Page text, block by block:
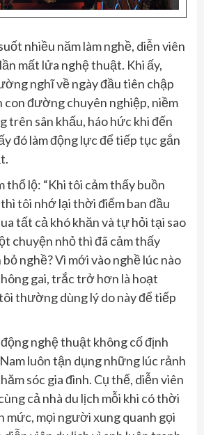
nhiều năm làm nghề, diễn viên
mất lửa nghệ thuật. Khi ấy,
nghĩ về ngày đầu tiên chập
đường chuyên nghiệp, niềm
trên sân khấu, háo hức khi đến
đó làm động lực để tiếp tục gắn
thổ lộ: “Khi tôi cảm thấy buồn
tôi nhớ lại thời điểm ban đầu
tất cả khó khăn và tự hỏi tại sao
chuyện nhỏ thì đã cảm thấy
nghề? Vì mới vào nghề lúc nào
gai, trắc trở hơn là hoạt
thường dùng lý do này để tiếp
nghệ thuật không cố định
luôn tận dụng những lúc rảnh
sóc gia đình. Cụ thể, diễn viên
cả nhà du lịch mỗi khi có thời
mức, mọi người xung quanh gọi